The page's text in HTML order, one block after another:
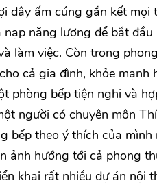
dây ấm cúng gắn kết mọi
năng lượng để bắt
làm việc. Còn trong
cả gia đình, khỏe mạnh
phòng bếp tiện nghi và
người có chuyên môn
theo ý thích của mình
hướng tới cả phong
khai rất nhiều dự án nội